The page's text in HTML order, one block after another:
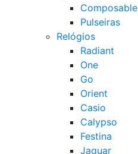
Composable
Pulseiras
Relógios
Radiant
One
Go
Orient
Casio
Calypso
Festina
Jaguar